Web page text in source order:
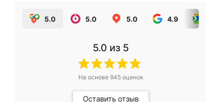
5.0 5.0 5.0 4.9
5.0 из 5
На основе 945оценок
Оставить отзыв